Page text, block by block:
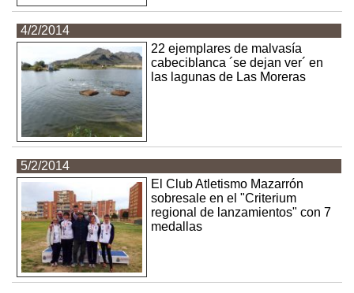
4/2/2014
22 ejemplares de malvasía
cabeciblanca ´se dejan ver´ en
las lagunas de Las Moreras
5/2/2014
El Club Atletismo Mazarrón
sobresale en el "Criterium
regional de lanzamientos" con 7
medallas